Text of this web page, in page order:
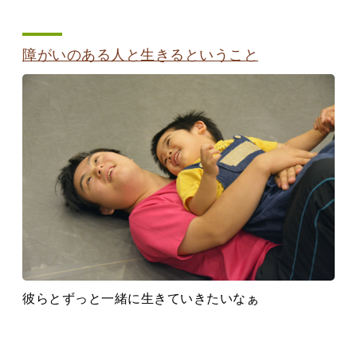
障がいのある人と生きるということ
彼らとずっと一緒に生きていきたいなぁ